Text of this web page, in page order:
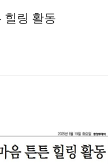
힐링 활동